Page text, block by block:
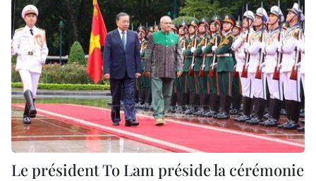
Le président To Lam préside la cérémonie